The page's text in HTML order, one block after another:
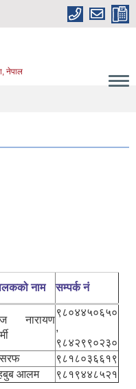
नेपाल
नाम सम्पर्क नं
नारायण
९८०४४५०६५०
,
९८४२९९०२३०
९८१८०३६६१९
आलम ९८१९४४८५२१